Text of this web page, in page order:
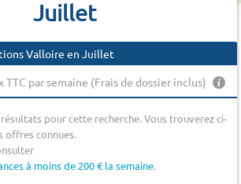
Juillet
Valloire en Juillet
TTC par semaine (Frais de dossier inclus)
pour cette recherche. Vous trouverez ci-
offres connues.
à moins de 200 € la semaine.